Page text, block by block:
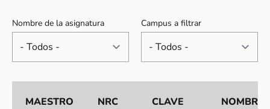
Nombre de la asignatura Campus a filtrar
MAESTRO NRC CLAVE NOMBRE